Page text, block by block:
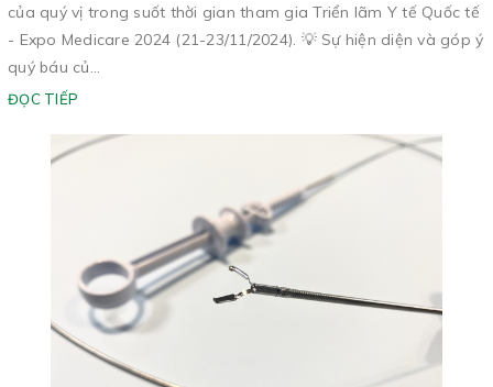
của quý vị trong suốt thời gian tham gia Triển lãm Y tế Quốc tế
- Expo Medicare 2024 (21-23/11/2024). 💡 Sự hiện diện và góp ý
quý báu củ...
ĐỌC TIẾP